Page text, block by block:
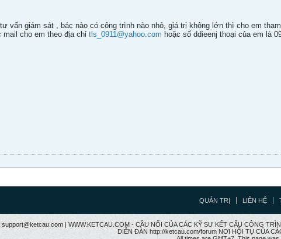
vấn giám sát , bác nào có công trình nào nhỏ, giá trị không lớn thì cho em
cho em theo địa chỉ tls_0911@yahoo.com hoặc số ddieenj thoại của em là
QUẢN TRỊ LIÊN HỆ
| WWW.KETCAU.COM - CẦU NỐI CỦA CÁC KỸ SƯ KẾT CẤU CÔNG
DIỄN ĐÀN http://ketcau.com/forum NƠI HỘI TỤ CỦA